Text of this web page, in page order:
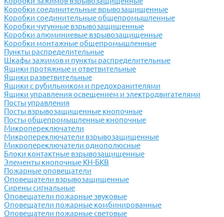
Коробки соединительные врывозащищенные
Коробки соединительные общепромышленные
Коробки чугунные взрывозащищенные
Коробки алюминиевые взрывозащищенные
Коробки монтажные общепромышленные
Пункты распределительные
Шкафы зажимов и пункты распределительные
Ящики протяжные и ответвительные
Ящики разветвительные
Ящики с рубильником и предохранителями
Ящики управления освещением и электродвигателями
Посты управления
Посты взрывозащищенные кнопочные
Посты общепромышленные кнопочные
Микропереключатели
Микропереключатели взрывозащищенные
Микропереключатели однополюсные
Блоки контактные взрывозащищенные
Элементы кнопочные КН-БКВ
Пожарные оповещатели
Оповещатели взрывозащищенные
Сирены сигнальные
Оповещатели пожарные звуковые
Оповещатели пожарные комбинированные
Оповещатели пожарные световые